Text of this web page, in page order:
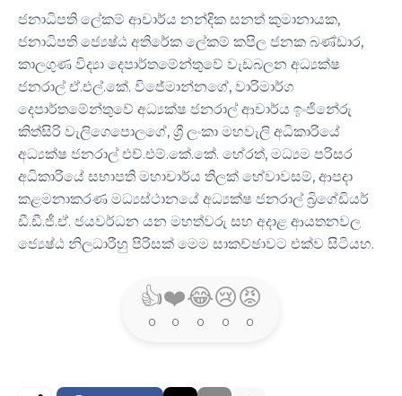
ජනාධිපති ලේකම් ආචාර්ය නන්දික සනත් කුමානායක,
ජනාධිපති ජ්‍යෙෂ්ඨ අතිරේක ලේකම් කපිල ජනක බණ්ඩාර,
කාලගුණ විද්‍යා දෙපාර්තමේන්තුවේ වැඩබලන අධ්‍යක්ෂ
ජනරාල් ඒ.එල්.කේ. විජේමාන්නගේ, වාරිමාර්ග
දෙපාර්තමේන්තුවේ අධ්‍යක්ෂ ජනරාල් ආචාර්ය ඉංජිනේරු
කිත්සිරි වැලිගෙපොලගේ, ශ්‍රී ලංකා මහවැලි අධිකාරියේ
අධ්‍යක්ෂ ජනරාල් එච්.එම්.කේ.කේ. හේරත්, මධ්‍යම පරිසර
අධිකාරියේ සභාපති මහාචාර්ය තිලක් හේවාවසම්, ආපදා
කළමනාකරණ මධ්‍යස්ථානයේ අධ්‍යක්ෂ ජනරාල් බ්‍රිගේඩියර්
ඩී.ඩී.ජී.ඒ. ජයවර්ධන යන මහත්වරු සහ අදාළ ආයතනවල
ජ්‍යෙෂ්ඨ නිලධාරීහු පිරිසක් මෙම සාකච්ඡාවට එක්ව සිටියහ.
👍
0
❤️
0
😂
0
😢
0
😡
0